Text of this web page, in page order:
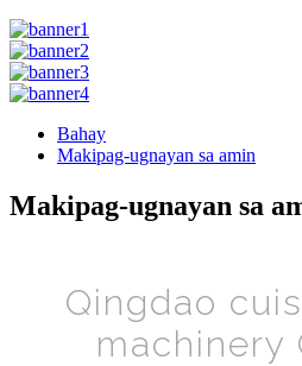
Bahay
Makipag-ugnayan sa amin
Makipag-ugnayan sa
Qingdao
machinery